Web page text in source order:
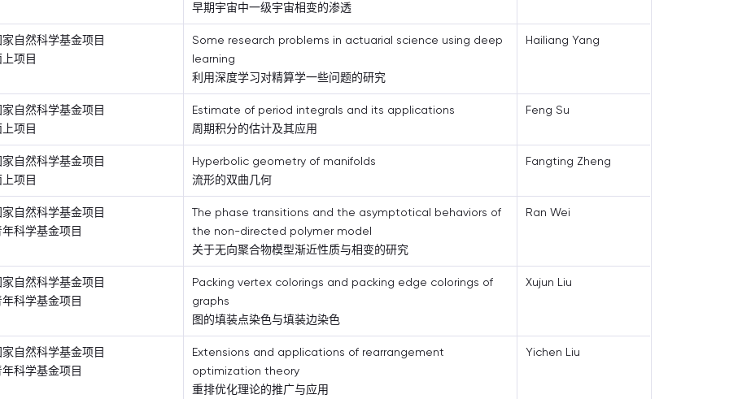
早期宇宙中一级宇宙相变的渗透
家自然科学基金项目
项目
Some research problems in actuarial science using deep
learning
利用深度学习对精算学一些问题的研究
Hailiang Yang
家自然科学基金项目
项目
Estimate of period integrals and its applications
周期积分的估计及其应用
Feng Su
家自然科学基金项目
项目
Hyperbolic geometry of manifolds
流形的双曲几何
Fangting Zheng
家自然科学基金项目
年科学基金项目
The phase transitions and the asymptotical behaviors of
the non-directed polymer model
关于无向聚合物模型渐近性质与相变的研究
Ran Wei
家自然科学基金项目
年科学基金项目
Packing vertex colorings and packing edge colorings of
graphs
图的填装点染色与填装边染色
Xujun Liu
家自然科学基金项目
年科学基金项目
Extensions and applications of rearrangement
optimization theory
重排优化理论的推广与应用
Yichen Liu